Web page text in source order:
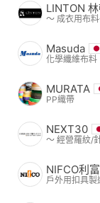
LINTON
〜 成衣用布
Masuda
化學纖維布料
MURATA
PP織帶
NEXT30
〜 經營羅紋/
NIFCO利
戶外用扣具製